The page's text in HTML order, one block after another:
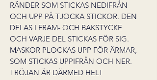
RÄNDER SOM STICKAS NEDIFRÅN
OCH UPP PÅ TJOCKA STICKOR. DEN
DELAS I FRAM- OCH BAKSTYCKE
OCH VARJE DEL STICKAS FÖR SIG.
MASKOR PLOCKAS UPP FÖR ÄRMAR,
SOM STICKAS UPPIFRÅN OCH NER.
TRÖJAN ÄR DÄRMED HELT